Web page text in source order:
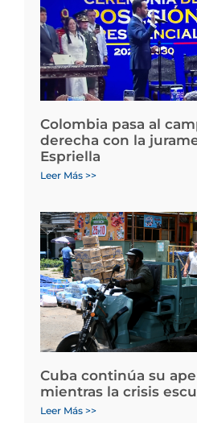
Colombia pasa al
derecha con la
Espriella
Leer Más >>
Cuba continúa su
mientras la crisis
Leer Más >>